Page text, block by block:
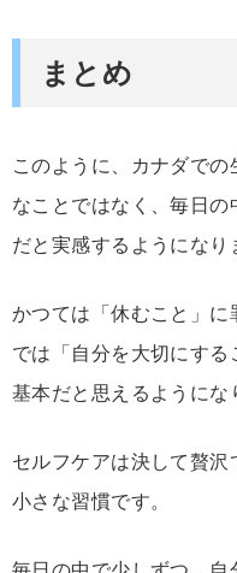
まとめ
このように、 カナダでの
なこと ではなく、毎日の
だと 実感する よう になり
かつては「休むこと」 に
では「自分を大切にする
基本だと 思える よう にな
セルフケアは決して贅沢
小さな習慣です。